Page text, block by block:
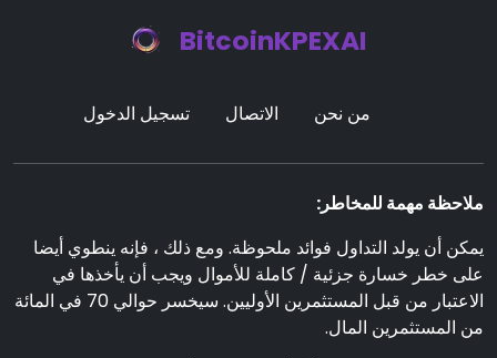
BitcoinKPEXAI
من نحن الاتصال تسجيل الدخول
ملاحظة مهمة للمخاطر:
يمكن أن يولد التداول فوائد ملحوظة. ومع ذلك ، فإنه ينطوي أيضا
على خطر خسارة جزئية / كاملة للأموال ويجب أن يأخذها في
الاعتبار من قبل المستثمرين الأوليين. سيخسر حوالي 70 في المائة
من المستثمرين المال.